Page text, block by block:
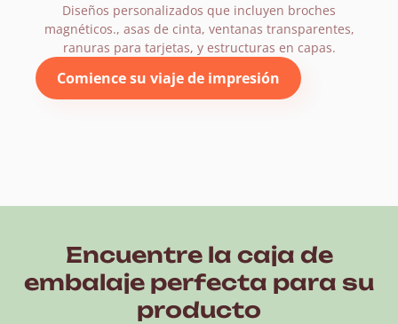
Diseños personalizados que incluyen broches
magnéticos., asas de cinta, ventanas transparentes,
ranuras para tarjetas, y estructuras en capas.
Comience su viaje de impresión
Encuentre la caja de
embalaje perfecta para su
producto